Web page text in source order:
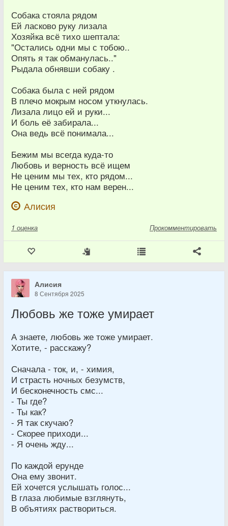
Собака стояла рядом
Ей ласково руку лизала
Хозяйка всё тихо шептала:
"Остались одни мы с тобою..
Опять я так обманулась.."
Рыдала обнявши собаку .
Собака была с ней рядом
В плечо мокрым носом уткнулась.
Лизала лицо ей и руки...
И боль её забирала...
Она ведь всё понимала...
Бежим мы всегда куда-то
Любовь и верность всё ищем
Не ценим мы тех, кто рядом...
Не ценим тех, кто нам верен...
Алисия
1 оценка Прокомментировать
Алисия
8 Сентября 2025
Любовь же тоже умирает
А знаете, любовь же тоже умирает.
Хотите, - расскажу?
Сначала - ток, и, - химия,
И страсть ночных безумств,
И бесконечность смс...
- Ты где?
- Ты как?
- Я так скучаю?
- Скорее приходи...
- Я очень жду...
По каждой ерунде
Она ему звонит.
Ей хочется услышать голос...
В глаза любимые взглянуть,
В объятиях раствориться.